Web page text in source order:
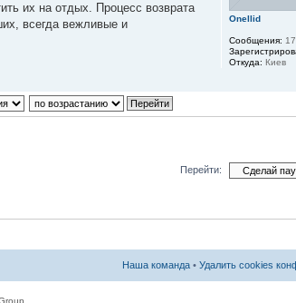
их на отдых. Процесс возврата
всегда вежливые и
Onellid
Сообщения:
Откуда: Киев
Перейти:
Наша команда • Удалить cookies